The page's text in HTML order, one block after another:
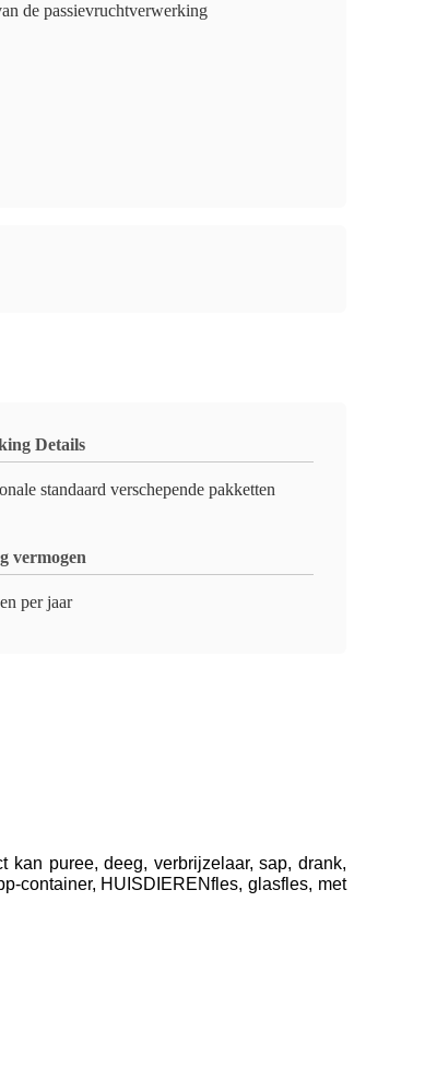
de passievruchtverwerking
Details
standaard verschepende pakketten
vermogen
per jaar
puree, deeg, verbrijzelaar, sap, drank,
container, HUISDIERENfles, glasfles, met